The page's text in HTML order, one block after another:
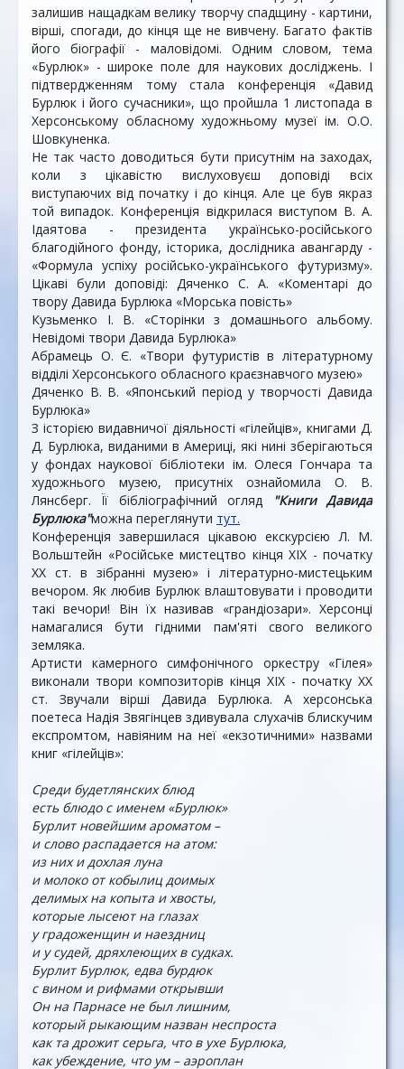
залишив нащадкам велику творчу спадщину - картини,
вірші, спогади, до кінця ще не вивчену. Багато фактів
його біографії - маловідомі. Одним словом, тема
«Бурлюк» - широке поле для наукових досліджень. І
підтвердженням тому стала конференція «Давид
Бурлюк і його сучасники», що пройшла 1 листопада в
Херсонському обласному художньому музеї ім. О.О.
Шовкуненка.
Не так часто доводиться бути присутнім на заходах,
коли з цікавістю вислуховуєш доповіді всіх
виступаючих від початку і до кінця. Але це був якраз
той випадок. Конференція відкрилася виступом В. А.
Ідаятова - президента українсько-російського
благодійного фонду, історика, дослідника авангарду -
«Формула успіху російсько-українського футуризму».
Цікаві були доповіді: Дяченко С. А. «Коментарі до
твору Давида Бурлюка «Морська повість»
Кузьменко І. В. «Сторінки з домашнього альбому.
Невідомі твори Давида Бурлюка»
Абрамець О. Є. «Твори футуристів в літературному
відділі Херсонського обласного краєзнавчого музею»
Дяченко В. В. «Японський період у творчості Давида
Бурлюка»
З історією видавничої діяльності «гілейців», книгами Д.
Д. Бурлюка, виданими в Америці, які нині зберігаються
у фондах наукової бібліотеки ім. Олеся Гончара та
художнього музею, присутніх ознайомила О. В.
Лянсберг. Її бібліографічний огляд
"Книги Давида
Бурлюка"можна переглянути тут.
Конференція завершилася цікавою екскурсією Л. М.
Вольштейн «Російське мистецтво кінця XIX - початку
XX ст. в зібранні музею» і літературно-мистецьким
вечором. Як любив Бурлюк влаштовувати і проводити
такі вечори! Він їх називав «грандіозари». Херсонці
намагалися бути гідними пам'яті свого великого
земляка.
Артисти камерного симфонічного оркестру «Гілея»
виконали твори композиторів кінця XIX - початку XX
ст. Звучали вірші Давида Бурлюка. А херсонська
поетеса Надія Звягінцев здивувала слухачів блискучим
експромтом, навіяним на неї «екзотичними» назвами
книг «гілейців»:
Среди будетлянских блюд
есть блюдо с именем «Бурлюк»
Бурлит новейшим ароматом –
и слово распадается на атом:
из них и дохлая луна
и молоко от кобылиц доимых
делимых на копыта и хвосты,
которые лысеют на глазах
у градоженщин и наездниц
и у судей, дряхлеющих в судках.
Бурлит Бурлюк, едва бурдюк
с вином и рифмами открывши
Он на Парнасе не был лишним,
который рыкающим назван неспроста
как та дрожит серьга, что в ухе Бурлюка,
как убеждение, что ум – аэроплан